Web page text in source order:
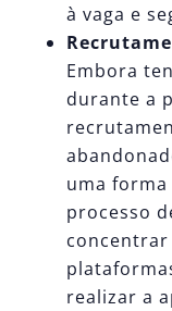
à vaga e
Embora
durante a
uma
processo
concentrar
realizar a